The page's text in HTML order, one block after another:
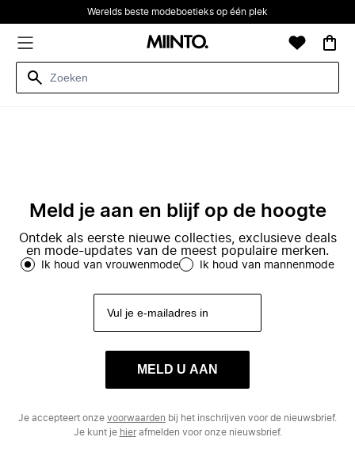
Werelds beste modeboetieks op één plek
Meld je aan en blijf op de hoogte
Ontdek als eerste nieuwe collecties, exclusieve deals
en mode-updates van de meest populaire merken.
Ik houd van vrouwenmode Ik houd van mannenmode
MELD U AAN
Je accepteert onze voorwaarden bij het inschrijven voor de nieuwsbrief.
Je kunt je hierafmelden voor onze nieuwsbrief.